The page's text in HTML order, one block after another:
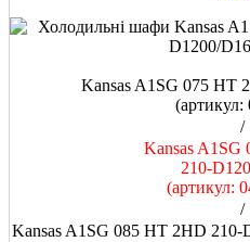
Kansas A1SG 075 HT
(артикул:
/
Kansas A1SG
210-
(артикул:
/
Kansas A1SG 085 HT 2HD 210-